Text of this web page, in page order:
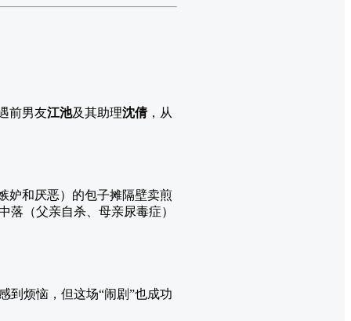
前男友江池及其助理沈倩，从
妒和厌恶）的包子摊隔壁卖煎
（父亲自杀、母亲尿毒症）
到烦恼，但这场“闹剧”也成功